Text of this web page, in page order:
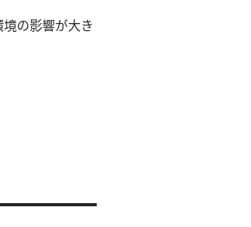
の影響が大き